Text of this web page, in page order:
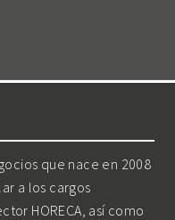
que nace en 2008
a los cargos
HORECA, así como